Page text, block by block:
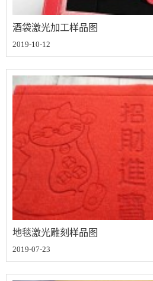
酒袋激光加工样品图
2019-10-12
地毯激光雕刻样品图
2019-07-23